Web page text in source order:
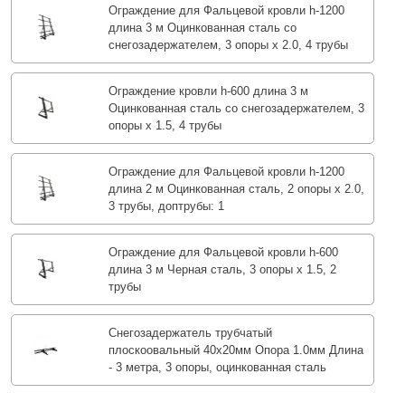
Ограждение для Фальцевой кровли h-1200
длина 3 м Оцинкованная сталь со
снегозадержателем, 3 опоры х 2.0, 4 трубы
Ограждение кровли h-600 длина 3 м
Оцинкованная сталь со снегозадержателем, 3
опоры х 1.5, 4 трубы
Ограждение для Фальцевой кровли h-1200
длина 2 м Оцинкованная сталь, 2 опоры х 2.0,
3 трубы, доптрубы: 1
Ограждение для Фальцевой кровли h-600
длина 3 м Черная сталь, 3 опоры х 1.5, 2
трубы
Снегозадержатель трубчатый
плоскоовальный 40х20мм Опора 1.0мм Длина
- 3 метра, 3 опоры, оцинкованная сталь